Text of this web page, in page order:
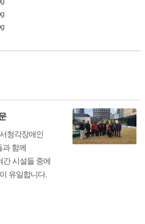
청각장애인
함께
간 시설들 중에
유일합니다.